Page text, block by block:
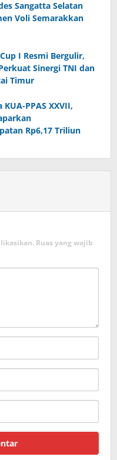
Sangatta Selatan
Voli Semarakkan
I Resmi Bergulir,
Sinergi TNI dan
Timur
PPAS XXVII,
Rp6,17 Triliun
Ruas yang wajib